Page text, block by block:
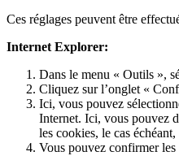
Ces réglages peuvent être
Internet Explorer:
Dans le menu « Outils »,
Cliquez sur l’onglet «
Ici, vous pouvez
Internet. Ici, vous pouvez
les cookies, le cas
Vous pouvez confirmer